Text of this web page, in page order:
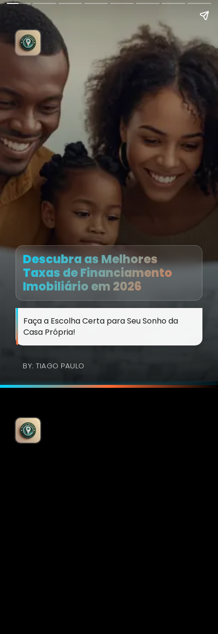
Descubra as Melhores
Taxas de Financiamento
Imobiliário em 2026
Faça a Escolha Certa para Seu Sonho da
Casa Própria!
BY: TIAGO PAULO